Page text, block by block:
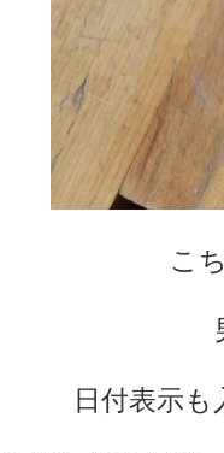
こ
日付表示